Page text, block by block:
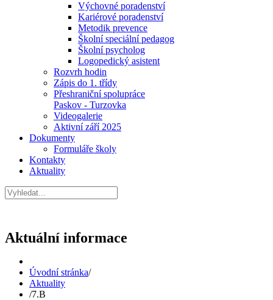
Výchovné poradenství
Kariérové poradenství
Metodik prevence
Školní speciální pedagog
Školní psycholog
Logopedický asistent
Rozvrh hodin
Zápis do 1. třídy
Přeshraniční spolupráce
Paskov - Turzovka
Videogalerie
Aktivní září 2025
Dokumenty
Formuláře školy
Kontakty
Aktuality
Aktuální informace
Úvodní stránka/
Aktuality
/7.B